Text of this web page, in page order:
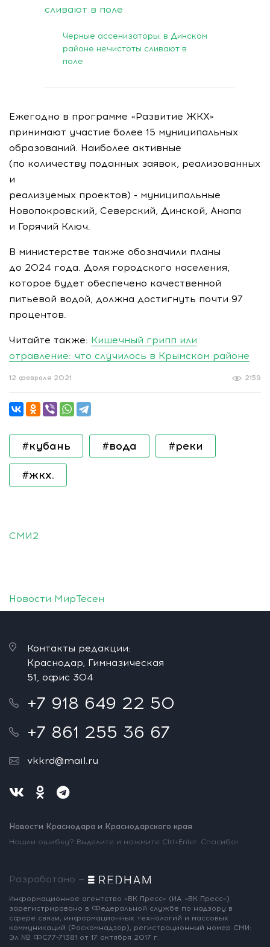
Черные ассенизаторы: в Динском
районе нечистоты сливают в
поле
Ежегодно в программе «Развитие ЖКХ»
принимают участие более 15 муниципальных
образований. Наиболее активные
(по количеству поданных заявок, реализованных
и
реализуемых проектов) - муниципальные
Новопокровский, Северский, Динской, Анапа
и Горячий Ключ.
В министерстве также обозначили планы
до 2024 года. Доля городского населения,
которое будет обеспечено качественной
питьевой водой, должна достигнуть почти 97
процентов.
Читайте также: Кишечный грипп или
отравление: что случилось в Крымском районе
2159
12 февраля 2021
#кубань #вода #реки
#жкх.
СМИ2
Новости МирТесен
Контакты редакции:
Краснодар, Гимназическая
51, офис 304
+7 918 649 22 50
+7 861 255 36 67
vkkrd@mail.ru
Новости Краснодара и Краснодарского края
Нашли ошибку? Выделите и нажмите Ctrl+Enter. Спасибо!
Разработано —
Информационное агентство «ВК Пресс» (ИА «ВК Пресс»)
зарегистрировано в Федеральной службе по надзору в
сфере связи, информационных технологий и массовых
коммуникаций (Роскомнадзор), регистрационный номер СМИ:
Эл № ФС77-71381 от 17 октября 2017 г.